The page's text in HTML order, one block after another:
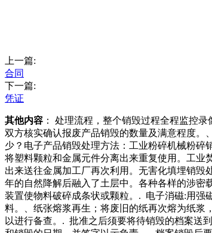
上一篇:
合同
下一篇:
凭证
其他内容 ： 处理流程，整个销毁过程全程监控
双方核实确认报废产品销毁的数量及满意程度。
少？电子产品销毁处理方法：工业粉碎机械粉碎
将塑料颗粒和金属元件分离出来重复使用。工业
出来送往金属加工厂再次利用。无害化填埋销
年的自然降解后融入了土层中。各种各样的涉
装置使物料破碎成条状或颗粒。. 电子消磁:用强
料。、纸张熔浆再生；将废旧的纸再次熔为纸浆
以进行备查。. 批准之后须要将待销毁的档案送